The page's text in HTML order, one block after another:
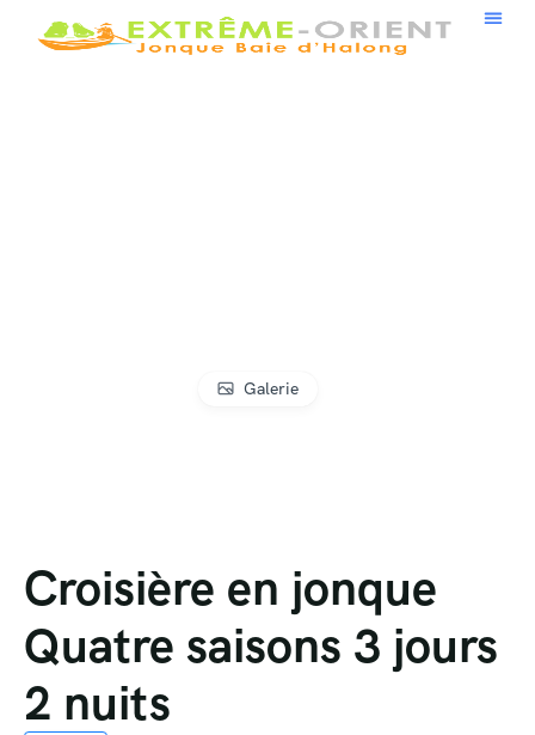
Galerie
Croisière en jonque
Quatre saisons 3 jours
2 nuits